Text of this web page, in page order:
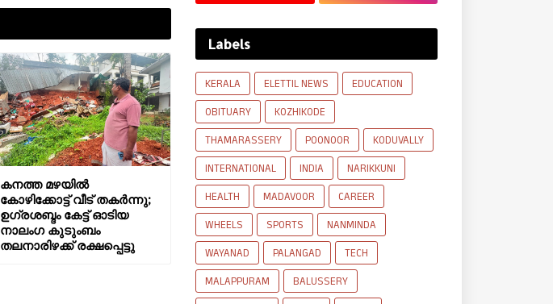
കനത്ത മഴയിൽ
കോഴിക്കോട്ട് വീട് തകര്‍ന്നു;
ഉഗ്രശബ്ദം കേട്ട് ഓടിയ
നാലംഗ കുടുംബം
തലനാരിഴക്ക് രക്ഷപ്പെട്ടു
Labels
KERALA ELETTIL NEWS
EDUCATION
OBITUARY
KOZHIKODE
THAMARASSERY
POONOOR
KODUVALLY
INTERNATIONAL
INDIA
NARIKKUNI
HEALTH
MADAVOOR
CAREER
WHEELS
SPORTS
NANMINDA
WAYANAD
PALANGAD
TECH
MALAPPURAM
BALUSSERY